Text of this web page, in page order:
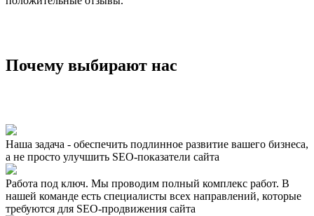
Почему выбирают нас
Наша задача - обеспечить подлинное развитие вашего бизнеса,
а не просто улучшить SEO-показатели сайта
Работа под ключ. Мы проводим полный комплекс работ. В
нашей команде есть специалисты всех направлений, которые
требуются для SEO-продвижения сайта